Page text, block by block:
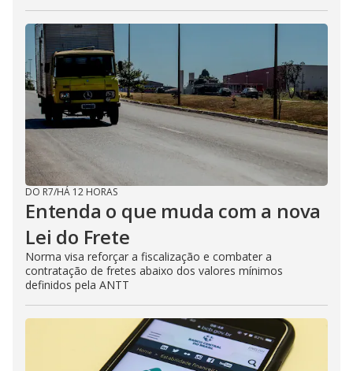
DO R7/HÁ 12 HORAS
Entenda o que muda com a nova
Lei do Frete
Norma visa reforçar a fiscalização e combater a
contratação de fretes abaixo dos valores mínimos
definidos pela ANTT